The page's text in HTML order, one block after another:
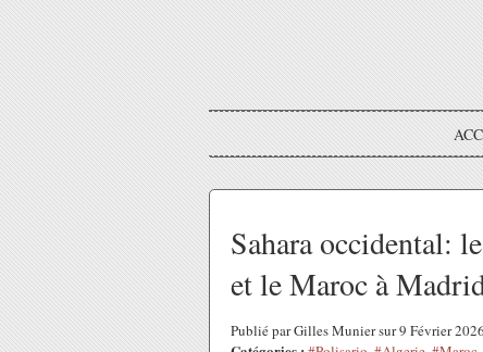
Sahara occidental:
et le Maroc à
Publié par Gilles Munier sur 9 Février